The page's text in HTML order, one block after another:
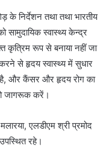
निर्देशन तथा तथा भारतीय
स्वास्थ्य केन्द्र
कृत्रिम रूप से बनाया नहीं जा
से हृदय स्वास्थ्य में सुधार
है, और कैंसर और हृदय रोग का
जागरूक करें।
एलडीएम श्री प्रमोद
रहे।